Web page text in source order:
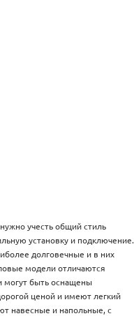
учесть общий стиль
установку и подключение.
долговечные и в них
модели отличаются
могут быть оснащены
ценой и имеют легкий
навесные и напольные, с